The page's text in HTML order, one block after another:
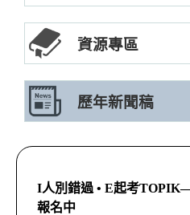
資源專區
歷年新聞稿
I人別錯過 • E起考
報名中